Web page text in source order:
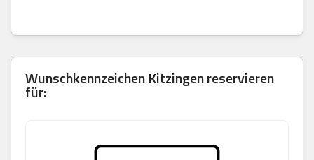
Wunschkennzeichen Kitzingen reservieren
für: